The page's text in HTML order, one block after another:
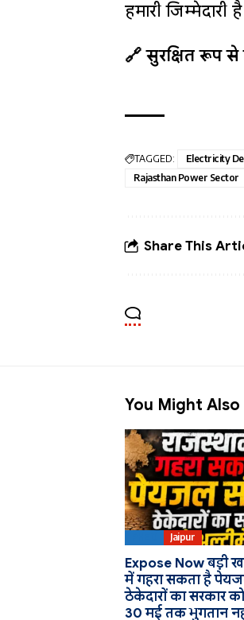
हमारी जिम्मेदारी
🔗 सुरक्षित रूप से
TAGGED: Electricity
Rajasthan Power Sector
Share This
You Might Also
Jaipur
Expose Now बड़ी
में गहरा सकता है
ठेकेदारों का सरकार
30 मई तक भुगतान